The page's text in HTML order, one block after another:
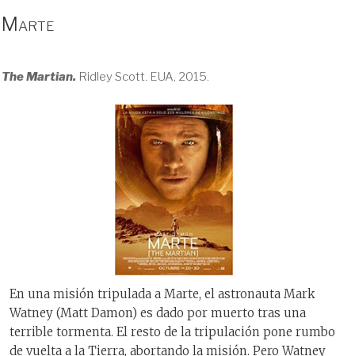
Marte
The Martian. Ridley Scott. EUA, 2015.
En una misión tripulada a Marte, el astronauta Mark
Watney (Matt Damon) es dado por muerto tras una
terrible tormenta. El resto de la tripulación pone rumbo
de vuelta a la Tierra, abortando la misión. Pero Watney